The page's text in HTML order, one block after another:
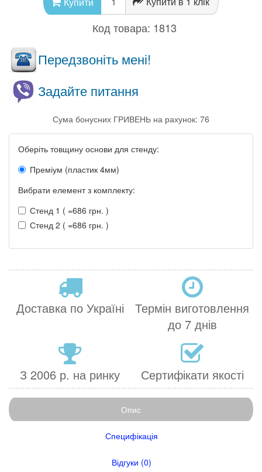
Код товара: 1813
Передзвоніть мені!
Задайте питання
Сума бонусних ГРИВЕНЬ на рахунок: 76
Оберіть товщину основи для стенду:
Преміум (пластик 4мм)
Вибрати елемент з комплекту:
Стенд 1 ( =686 грн. )
Стенд 2 ( =686 грн. )
Доставка по Україні
Термін виготовлення
до 7 днів
З 2006 р. на ринку Сертифікати якості
Опис
Специфікація
Відгуки (0)